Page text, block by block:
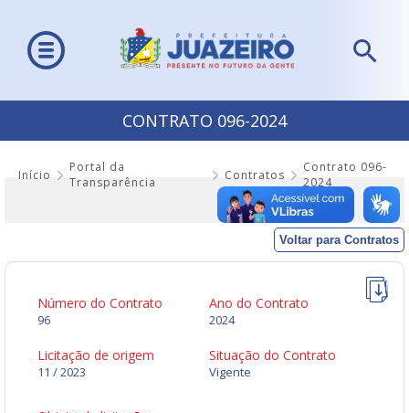
CONTRATO 096-2024
Início
Portal da
Transparência
Contratos
Contrato 096-
2024
Voltar para Contratos
Número do Contrato
96
Ano do Contrato
2024
Licitação de origem
11 / 2023
Situação do Contrato
Vigente